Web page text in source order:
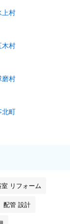
上村
木村
磨村
北町
リフォーム
配管 設計